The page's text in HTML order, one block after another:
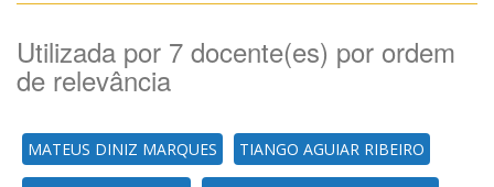
Utilizada por 7 docente(es) por ordem
de relevância
MATEUS DINIZ MARQUES TIANGO AGUIAR RIBEIRO